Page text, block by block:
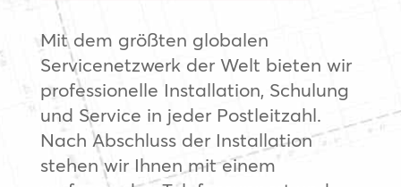
Mit dem größten globalen
Servicenetzwerk der Welt bieten wir
professionelle Installation, Schulung
und Service in jeder Postleitzahl.
Nach Abschluss der Installation
stehen wir Ihnen mit einem